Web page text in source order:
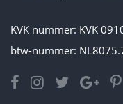
KVK nummer: KVK
btw-nummer: